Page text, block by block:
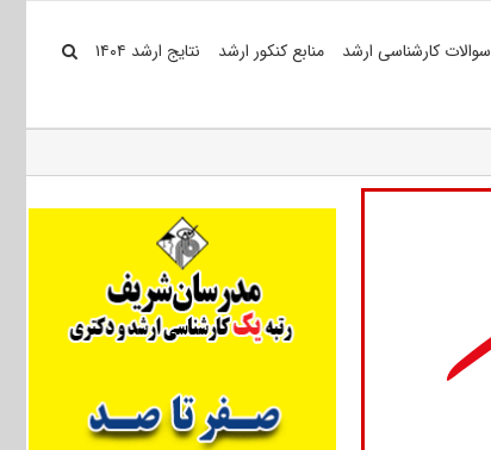
سوالات کارشناسی ارشد منابع کنکور ارشد نتایج ارشد ۱۴۰۴